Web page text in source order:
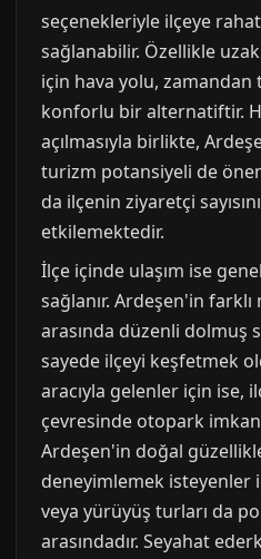
seçenekleriyle ilçeye
sağlanabilir. Özellikle
için hava yolu,
konforlu bir alternatiftir.
açılmasıyla birlikte,
turizm potansiyeli de
da ilçenin ziyaretçi
etkilemektedir.
İlçe içinde ulaşım ise
sağlanır. Ardeşen'in
arasında düzenli dolmuş
sayede ilçeyi keşfetmek
aracıyla gelenler için ise,
çevresinde otopark
Ardeşen'in doğal
deneyimlemek isteyenler
veya yürüyüş turları da
arasındadır. Seyahat